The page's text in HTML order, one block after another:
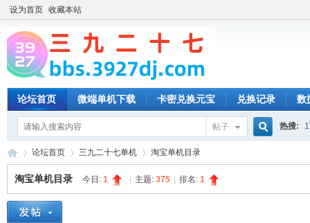
设为首页 收藏本站
论坛首页 微端单机下载 卡密兑换元宝 兑换记录 数
帖子 热搜:
»
论坛首页 三九二十七单机 淘宝单机目录
淘宝单机目录 今日: 1 主题: 375 排名: 1